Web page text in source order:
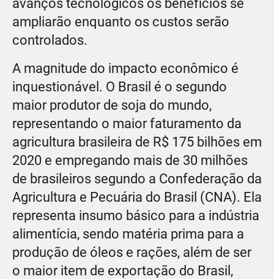
avanços tecnológicos os benefícios se
ampliarão enquanto os custos serão
controlados.
A magnitude do impacto econômico é
inquestionável. O Brasil é o segundo
maior produtor de soja do mundo,
representando o maior faturamento da
agricultura brasileira de R$ 175 bilhões em
2020 e empregando mais de 30 milhões
de brasileiros segundo a Confederação da
Agricultura e Pecuária do Brasil (CNA). Ela
representa insumo básico para a indústria
alimentícia, sendo matéria prima para a
produção de óleos e rações, além de ser
o maior item de exportação do Brasil,